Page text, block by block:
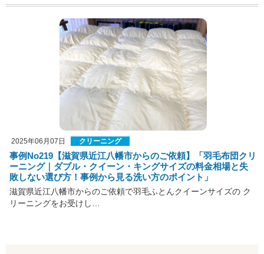
2025年06月07日 クリーニング
事例No219【滋賀県近江八幡市からのご依頼】「羽毛布団クリ
ーニング｜ダブル・クイーン・キングサイズの料金相場と失
敗しない選び方！事例から見る洗い方のポイント」
滋賀県近江八幡市からのご依頼で羽毛ふとんクイーンサイズの ク
リーニングをお受けし…